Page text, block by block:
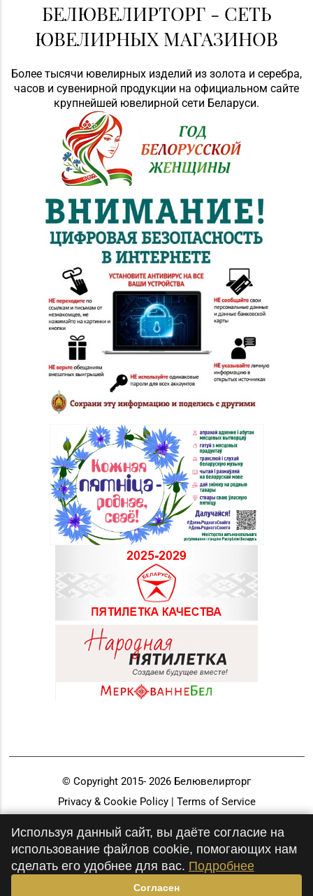
БЕЛЮВЕЛИРТОРГ - СЕТЬ
ЮВЕЛИРНЫХ МАГАЗИНОВ
Более тысячи ювелирных изделий из золота и серебра,
часов и сувенирной продукции на официальном сайте
крупнейшей ювелирной сети Беларуси.
© Copyright 2015- 2026 Белювелирторг
Privacy & Cookie Policy | Terms of Service
Используя данный сайт, вы даёте согласие на
использование файлов cookie, помогающих нам
сделать его удобнее для вас. Подробнее
Согласен